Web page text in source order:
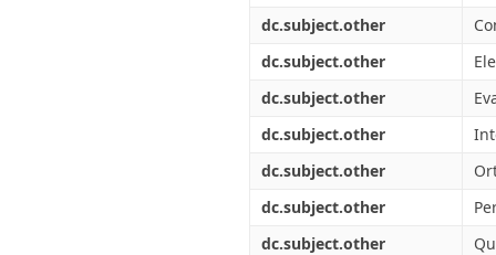
dc.subject.other
dc.subject.other
dc.subject.other
dc.subject.other
dc.subject.other
dc.subject.other
dc.subject.other